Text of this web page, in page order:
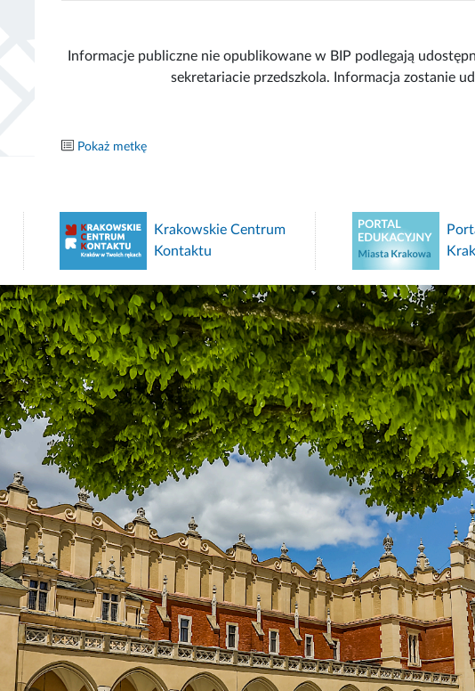
Informacje publiczne nie opublikowane w BIP podlegają
sekretariacie przedszkola. Informacja zostanie
Pokaż metkę
Krakowskie Centrum
Kontaktu